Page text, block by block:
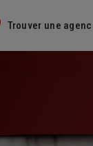
Trouver une